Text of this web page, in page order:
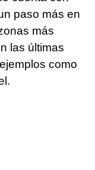
paso más en
más
las últimas
como